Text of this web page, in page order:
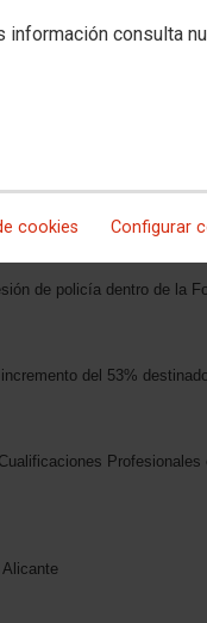
información consulta
cookies Configurar
a la Guardia Civil tras su
DE MAYOR CLARIDAD Y
por un sistema que
de policía dentro de la
del 53%